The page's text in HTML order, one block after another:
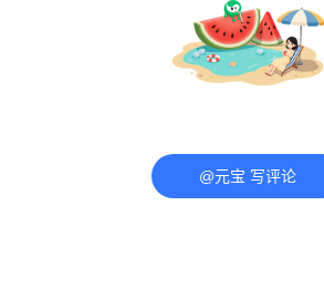
@元宝 写评论